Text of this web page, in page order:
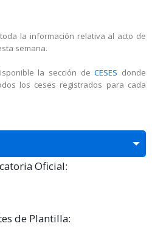
la información relativa al acto de
semana.
la sección deCESES donde
los ceses registrados para cada
Oficial:
de Plantilla: